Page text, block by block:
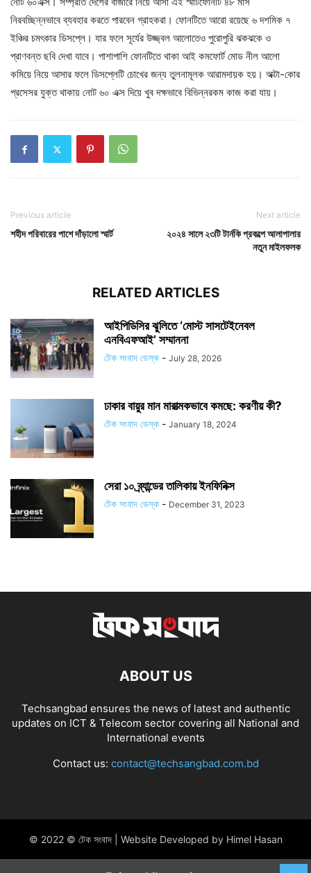
নিরবচ্ছিন্নভাবে ব্যবহার করতে পারবেন গ্রাহকরা। ফোনটিতে আরো রয়েছে ৬ দশমিক ৭
ইঞ্চির চমৎকার ডিসপ্লে। যার ফলে সূর্যের উজ্জ্বল আলোতেও পুরোপুরি ঝকঝকে ও
প্রাণবন্ত ছবি দেখা যাবে। পাশাপাশি ফোনটিতে থাকা আই কমফোর্ট মোড নীল আলো
কমিয়ে নিয়ে আসার ফলে ডিসপ্লেটি চোখের জন্য তুলনামূলক আরামদায়ক হয়। অক্টা-কোর
প্রসেসর যুক্ত থাকায় নোট ৬০ এক্স দিয়ে খুব দক্ষভাবে বিভিন্নরকম কাজ করা যায়।
Previous article
শহীদ পরিবারের পাশে দাঁড়ালো স্মার্ট
Next article
২০২৪ সালে ২৩টি টার্নকি প্রকল্পে আলাপালার
নতুন মাইলফলক
RELATED ARTICLES
আইপিডিসির ঝুলিতে ‘মোস্ট সাসটেইনেবল
এনবিএফআই’ সম্মাননা
টেক সংবাদ ডেস্ক - July 28, 2026
ঢাকার বায়ুর মান মারাত্মকভাবে কমছে: করণীয় কী?
টেক সংবাদ ডেস্ক - January 18, 2024
সেরা ১০ ব্র্যান্ডের তালিকায় ইনফিনিক্স
টেক সংবাদ ডেস্ক - December 31, 2023
ABOUT US
Techsangbad ensures the news of latest and authentic
updates on ICT & Telecom sector covering all National and
International events
Contact us: contact@techsangbad.com.bd
© 2022 © টেক সংবাদ | Website Developed by Himel Hasan